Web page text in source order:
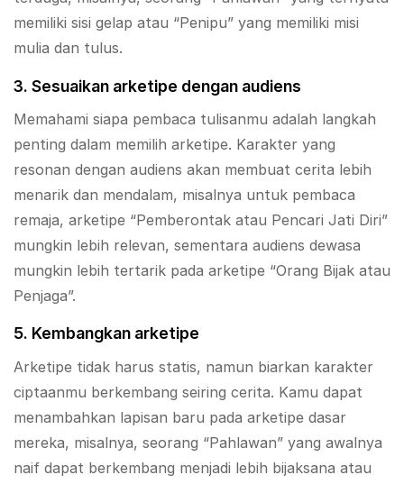
memiliki sisi gelap atau “Penipu” yang memiliki misi
mulia dan tulus.
3. Sesuaikan arketipe dengan audiens
Memahami siapa pembaca tulisanmu adalah langkah
penting dalam memilih arketipe. Karakter yang
resonan dengan audiens akan membuat cerita lebih
menarik dan mendalam, misalnya untuk pembaca
remaja, arketipe “Pemberontak atau Pencari Jati Diri”
mungkin lebih relevan, sementara audiens dewasa
mungkin lebih tertarik pada arketipe “Orang Bijak atau
Penjaga”.
5. Kembangkan arketipe
Arketipe tidak harus statis, namun biarkan karakter
ciptaanmu berkembang seiring cerita. Kamu dapat
menambahkan lapisan baru pada arketipe dasar
mereka, misalnya, seorang “Pahlawan” yang awalnya
naif dapat berkembang menjadi lebih bijaksana atau